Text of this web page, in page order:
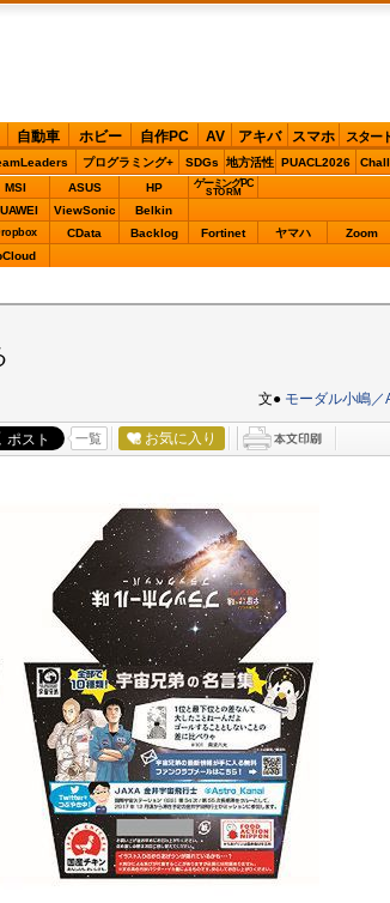
自動車 ホビー 自作PC AV アキバ スマホ スター
プログラミング+ SDGs 地方活性 PUACL2026
MSI ASUS HP ゲーミングPC
STORM
ViewSonic Belkin
CData Backlog Fortinet ヤマハ Zoom
文● モーダル小嶋／
一覧 お気に入り